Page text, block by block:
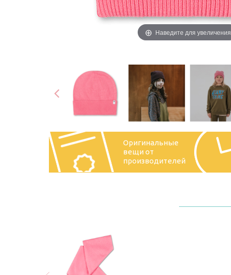
Наведите для увеличения
Оригинальные
вещи от
производителей